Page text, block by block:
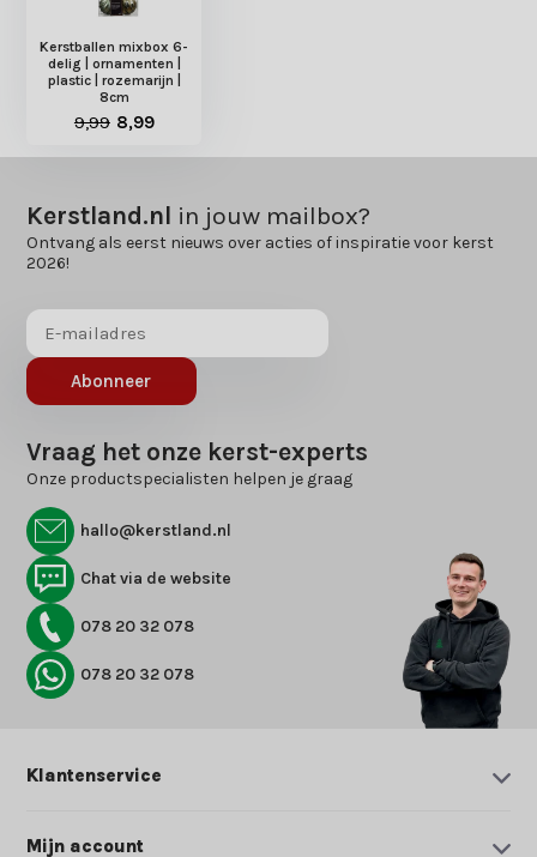
Kerstballen mixbox 6-
delig | ornamenten |
plastic | rozemarijn |
8cm
9,99 8,99
Kerstland.nl in jouw mailbox?
Ontvang als eerst nieuws over acties of inspiratie voor kerst
2026!
Abonneer
Vraag het onze kerst-experts
Onze productspecialisten helpen je graag
hallo@kerstland.nl
Chat via de website
078 20 32 078
078 20 32 078
Klantenservice
Mijn account